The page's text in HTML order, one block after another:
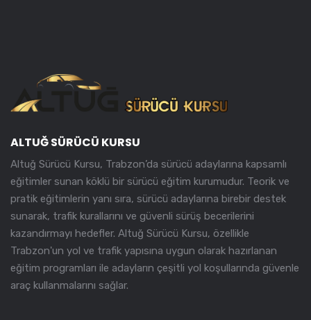
ALTUĞ SÜRÜCÜ KURSU
Altuğ Sürücü Kursu, Trabzon’da sürücü adaylarına kapsamlı
eğitimler sunan köklü bir sürücü eğitim kurumudur. Teorik ve
pratik eğitimlerin yanı sıra, sürücü adaylarına birebir destek
sunarak, trafik kurallarını ve güvenli sürüş becerilerini
kazandırmayı hedefler. Altuğ Sürücü Kursu, özellikle
Trabzon'un yol ve trafik yapısına uygun olarak hazırlanan
eğitim programları ile adayların çeşitli yol koşullarında güvenle
araç kullanmalarını sağlar.